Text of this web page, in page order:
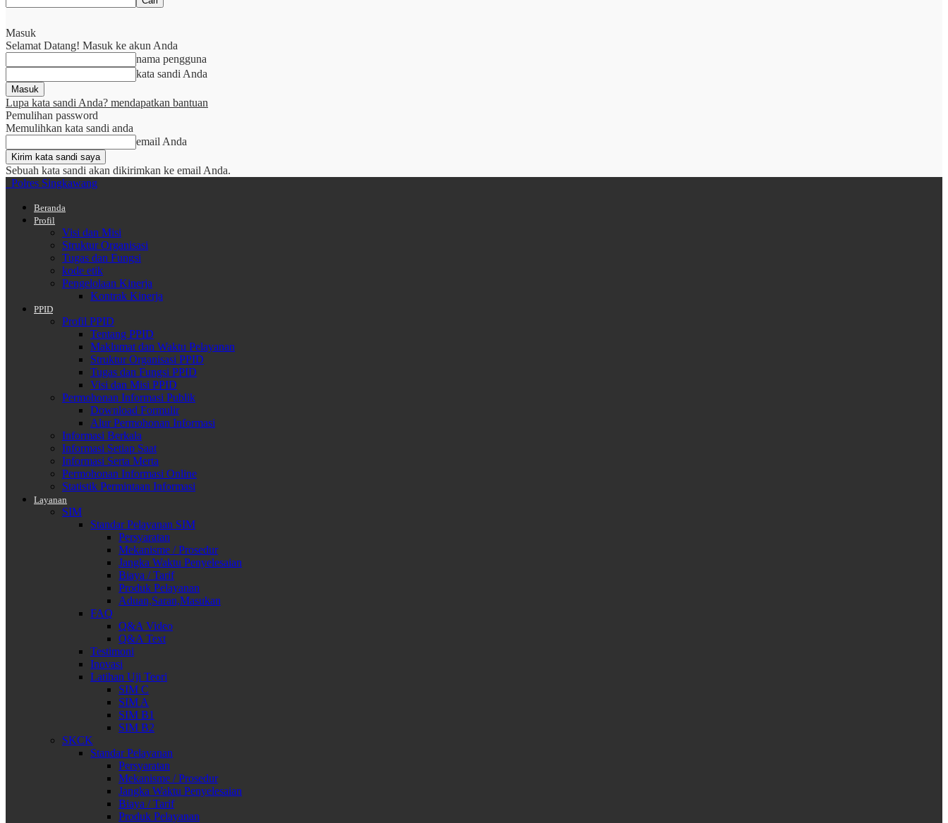
Masuk
Selamat Datang! Masuk ke akun Anda
nama pengguna
kata sandi Anda
Lupa kata sandi Anda? mendapatkan bantuan
Pemulihan password
Memulihkan kata sandi anda
email Anda
Sebuah kata sandi akan dikirimkan ke email Anda.
Polres Singkawang
Beranda
Profil
Visi dan Misi
Struktur Organisasi
Tugas dan Fungsi
kode etik
Pengelolaan Kinerja
Kontrak Kinerja
PPID
Profil PPID
Tentang PPID
Maklumat dan Waktu Pelayanan
Struktur Organisasi PPID
Tugas dan Fungsi PPID
Visi dan Misi PPID
Permohonan Informasi Publik
Download Formulir
Alur Permohonan Informasi
Informasi Berkala
Informasi Setiap Saat
Informasi Serta Merta
Permohonan Informasi Online
Statistik Permintaan Informasi
Layanan
SIM
Standar Pelayanan SIM
Persyaratan
Mekanisme / Prosedur
Jangka Waktu Penyelesaian
Biaya / Tarif
Produk Pelayanan
Aduan,Saran,Masukan
FAQ
Q&A Video
Q&A Text
Testimoni
Inovasi
Latihan Uji Teori
SIM C
SIM A
SIM B1
SIM B2
SKCK
Standar Pelayanan
Persyaratan
Mekanisme / Prosedur
Jangka Waktu Penyelesaian
Biaya / Tarif
Produk Pelayanan